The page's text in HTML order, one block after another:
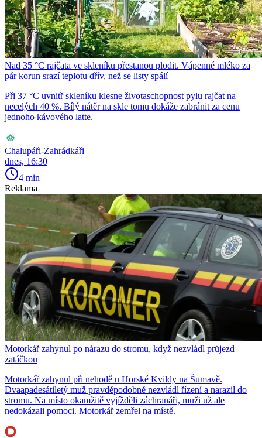
Nad 35 °C rajčata ve skleníku přestanou plodit. Vápenné mléko za
pár korun srazí teplotu dřív, než se listy spálí
Při 37 °C uvnitř skleníku klesne životaschopnost pylu rajčat na
necelých 40 %. Bílý nátěr na skle tomu dokáže zabránit za cenu
jednoho kávového latte.
Chalupáři-Zahrádkáři
dnes, 16:30
4 min
Reklama
Motorkář zahynul po nárazu do stromu, když nezvládl průjezd
zatáčkou
Motorkář zahynul při nehodě u Horské Kvildy na Šumavě.
Dvaapadesátiletý muž pravděpodobně nezvládl řízení a narazil do
stromu. Na místo okamžitě vyjížděli záchranáři, muži už ale
nedokázali pomoci. Motorkář zemřel na místě.